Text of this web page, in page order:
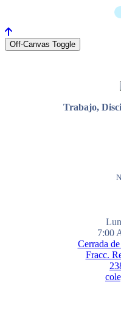
Off-Canvas Toggle
Trabajo,
7:00
Cerrada
Fracc.